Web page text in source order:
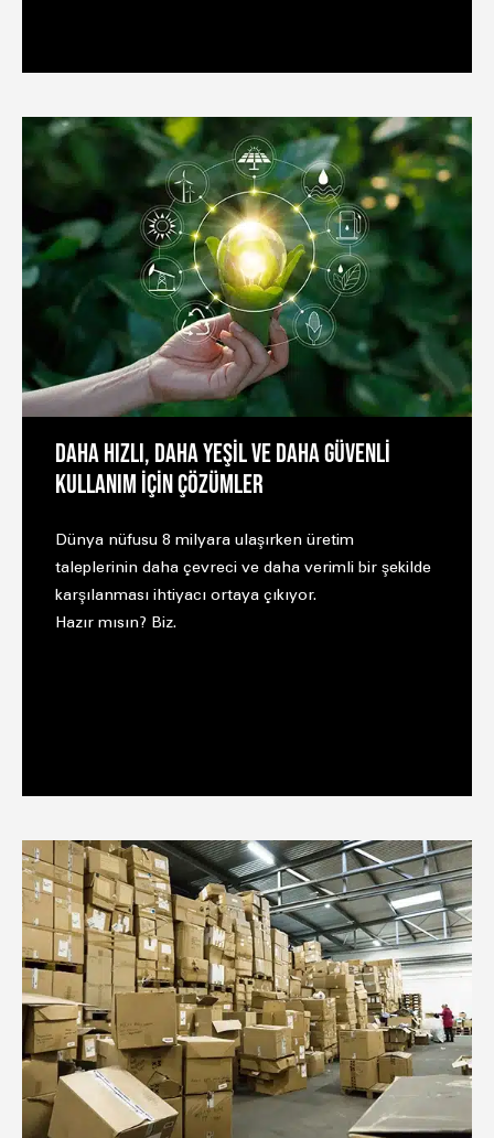
DAHA HIZLI, DAHA YEŞİL VE DAHA GÜVENLİ
KULLANIM İÇİN ÇÖZÜMLER
Dünya nüfusu 8 milyara ulaşırken üretim
taleplerinin daha çevreci ve daha verimli bir şekilde
karşılanması ihtiyacı ortaya çıkıyor.
Hazır mısın? Biz.